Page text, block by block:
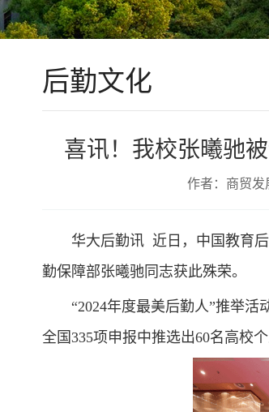
后勤文化
喜讯！我校张曦驰
作者：商贸
华大后勤讯 近日，中国教育
勤保障部张曦驰同志获此殊荣。
“2024年度最美后勤人”推举
全国335项申报中推选出60名高校个